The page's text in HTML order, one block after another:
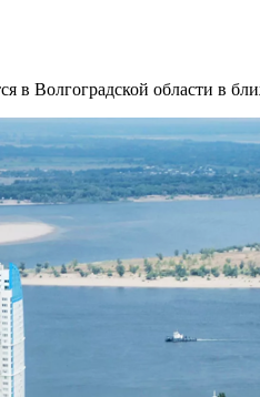
в Волгоградской области в